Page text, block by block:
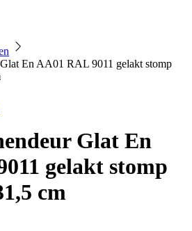
En AA01 RAL 9011 gelakt stomp
Glat En
gelakt stomp
cm